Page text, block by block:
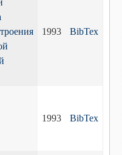
1993 BibTex
1993 BibTex